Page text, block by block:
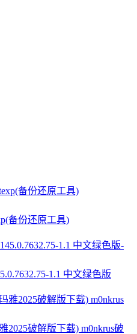
备份还原工具)
1.1 中文绿色版
2025破解版下载) m0nkrus破